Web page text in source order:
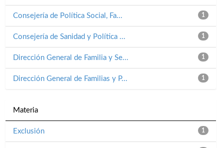
1
Consejería de Política Social, Fa...
1
Consejería de Sanidad y Política ...
1
Dirección General de Familia y Se...
1
Dirección General de Familias y P...
Materia
1
Exclusión